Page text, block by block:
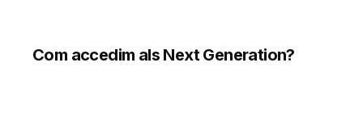
Com accedim als Next Generation?